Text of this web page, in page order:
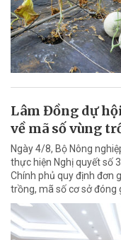
Lâm Đồng dự
về mã số vùng
Ngày 4/8, Bộ Nông
thực hiện Nghị quyết số
Chính phủ quy định đơn
trồng, mã số cơ sở đóng